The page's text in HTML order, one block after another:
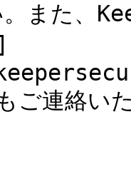
また、
ご連絡い